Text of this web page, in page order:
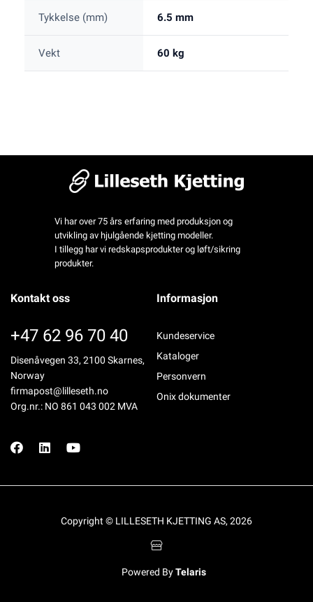
Tykkelse (mm) 6.5 mm
Vekt 60 kg
Vi har over 75 års erfaring med produksjon og
utvikling av hjulgående kjetting modeller.
I tillegg har vi redskapsprodukter og løft/sikring
produkter.
Kontakt oss
+47 62 96 70 40
Disenåvegen 33, 2100 Skarnes,
Norway
firmapost@lilleseth.no
Org.nr.: NO 861 043 002 MVA
Informasjon
Kundeservice
Kataloger
Personvern
Onix dokumenter
Copyright © LILLESETH KJETTING AS, 2026
Powered ByTelaris